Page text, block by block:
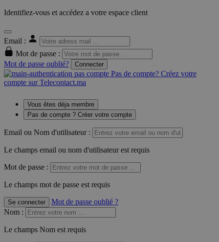
Identifiez-vous et accédez a votre espace client
Email :
Mot de passe :
Mot de passe oublié?
Connecter
Pas de compte? Créez votre
compte sur Telecontact.ma
Vous êtes déja membre
Pas de compte ? Créer votre compte
Email ou Nom d'utilisateur :
Le champs email ou nom d'utilisateur est requis
Mot de passe :
Le champs mot de passe est requis
Se connecter
Mot de passe oublié ?
Nom :
Le champs Nom est requis